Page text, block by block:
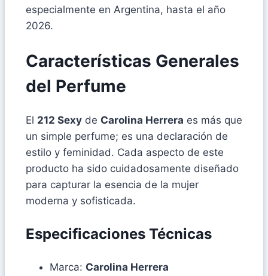
especialmente en Argentina, hasta el año
2026.
Características Generales
del Perfume
El 212 Sexy de Carolina Herrera es más que
un simple perfume; es una declaración de
estilo y feminidad. Cada aspecto de este
producto ha sido cuidadosamente diseñado
para capturar la esencia de la mujer
moderna y sofisticada.
Especificaciones Técnicas
Marca: Carolina Herrera